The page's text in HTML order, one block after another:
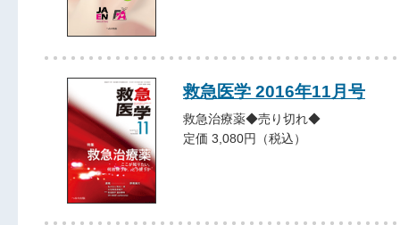
救急医学 2016年11月号
救急治療薬◆売り切れ◆
定価 3,080円（税込）